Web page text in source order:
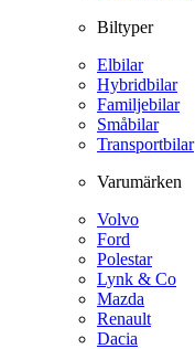
Biltyper
Elbilar
Hybridbilar
Familjebilar
Småbilar
Transportbilar
Varumärken
Volvo
Ford
Polestar
Lynk & Co
Mazda
Renault
Dacia